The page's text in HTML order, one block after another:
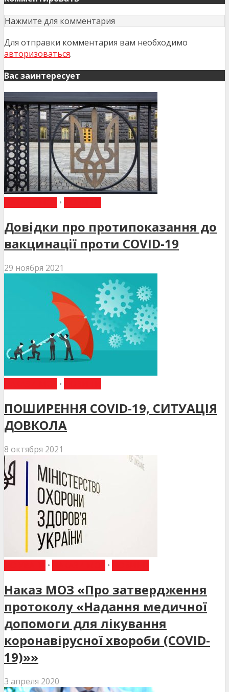
Нажмите для комментария
Для отправки комментария вам необходимо
авторизоваться.
Вас заинтересует
•
Довідки про протипоказання до
вакцинації проти COVID-19
29 ноября 2021
•
ПОШИРЕННЯ COVID-19, СИТУАЦІЯ
ДОВКОЛА
8 октября 2021
• •
Наказ МОЗ «Про затвердження
протоколу «Надання медичної
допомоги для лікування
коронавірусної хвороби (COVID-
19)»»
3 апреля 2020